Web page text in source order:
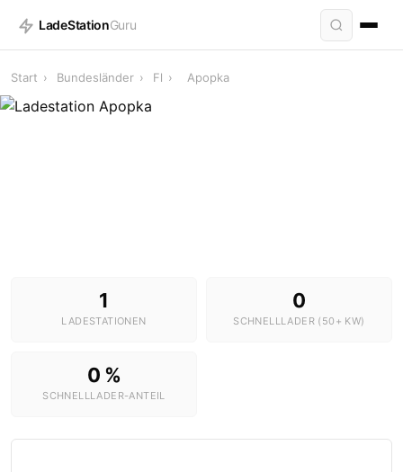
LadeStationGuru
Start › Bundesländer › Fl › Apopka
1
LADESTATIONEN
0
SCHNELLLADER (50+ KW)
0 %
SCHNELLLADER-ANTEIL